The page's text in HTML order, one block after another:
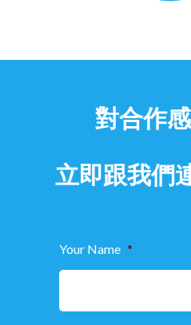
對合作
立即跟我們
Your Name *